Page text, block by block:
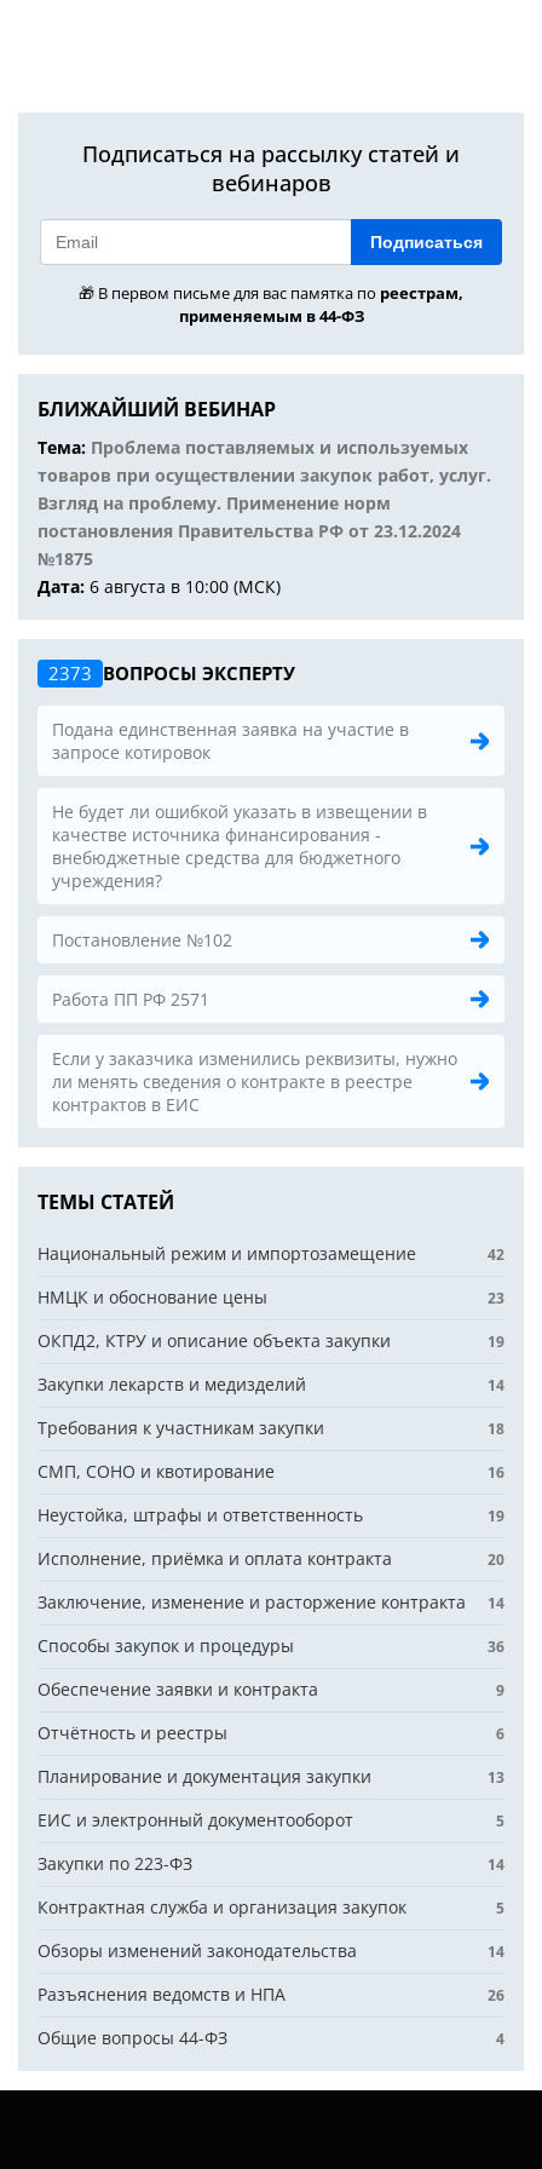
Подписаться на рассылку статей и
вебинаров
Подписаться
🎁 В первом письме для вас памятка по реестрам,
применяемым в 44-ФЗ
БЛИЖАЙШИЙ ВЕБИНАР
Тема: Проблема поставляемых и используемых
товаров при осуществлении закупок работ, услуг.
Взгляд на проблему. Применение норм
постановления Правительства РФ от 23.12.2024
№1875
Дата: 6 августа в 10:00 (МСК)
2373 ВОПРОСЫ ЭКСПЕРТУ
Подана единственная заявка на участие в
запросе котировок
Не будет ли ошибкой указать в извещении в
качестве источника финансирования -
внебюджетные средства для бюджетного
учреждения?
Постановление №102
Работа ПП РФ 2571
Если у заказчика изменились реквизиты, нужно
ли менять сведения о контракте в реестре
контрактов в ЕИС
ТЕМЫ СТАТЕЙ
Национальный режим и импортозамещение 42
НМЦК и обоснование цены 23
ОКПД2, КТРУ и описание объекта закупки 19
Закупки лекарств и медизделий 14
Требования к участникам закупки 18
СМП, СОНО и квотирование 16
Неустойка, штрафы и ответственность 19
Исполнение, приёмка и оплата контракта 20
Заключение, изменение и расторжение контракта 14
Способы закупок и процедуры 36
Обеспечение заявки и контракта 9
Отчётность и реестры 6
Планирование и документация закупки 13
ЕИС и электронный документооборот 5
Закупки по 223-ФЗ 14
Контрактная служба и организация закупок 5
Обзоры изменений законодательства 14
Разъяснения ведомств и НПА 26
Общие вопросы 44-ФЗ 4